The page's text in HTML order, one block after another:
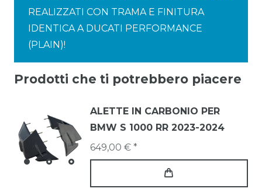
REALIZZATI CON TRAMA E FINITURA
IDENTICA A DUCATI PERFORMANCE
(PLAIN)!
Prodotti che ti potrebbero piacere
ALETTE IN CARBONIO PER
BMW S 1000 RR 2023-2024
649,00 € *